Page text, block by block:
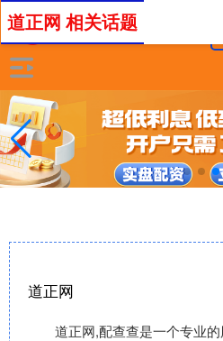
道正网
道正网,配查查是一个专业
道正网 相关话题